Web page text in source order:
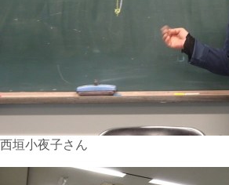
西垣小夜子さん